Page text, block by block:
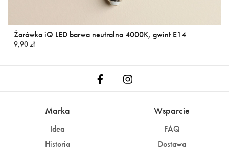
Żarówka iQ LED barwa neutralna 4000K, gwint E14
9,90 zł
Marka
Idea
Historia
Wsparcie
FAQ
Dostawa